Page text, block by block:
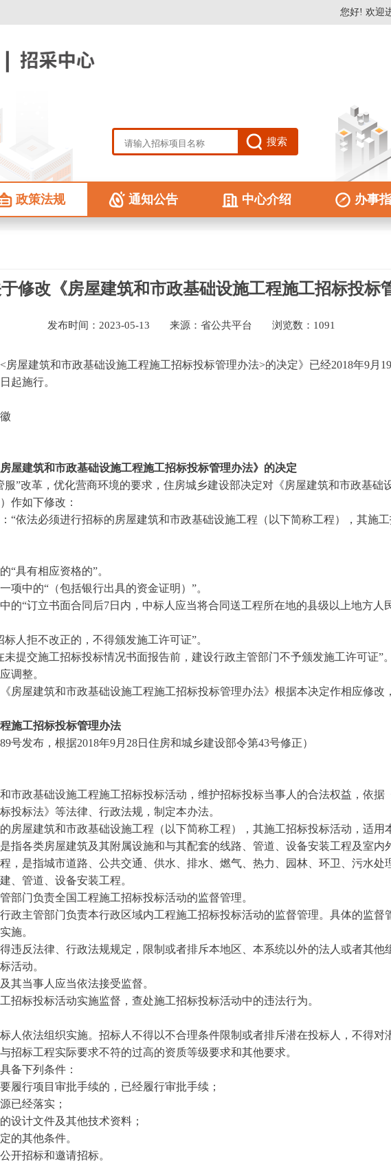
冶金设计院“十四五”巡礼暨“十五五”展望专
您好! 欢迎
搜索
政策法规 通知公告 中心介绍 办事
修改《房屋建筑和市政基础设施工程施工招标投标
发布时间：2023-05-13 来源：省公共平台 浏览数：1091
房屋建筑和市政基础设施工程施工招标投标管理办法>的决定》已经2018年9月
起施行。
屋建筑和市政基础设施工程施工招标投标管理办法》的决定
服”改革，优化营商环境的要求，住房城乡建设部决定对《房屋建筑和市政基础
作如下修改：
“依法必须进行招标的房屋建筑和市政基础设施工程（以下简称工程），其施
“具有相应资格的”。
项中的“（包括银行出具的资金证明）”。
的“订立书面合同后7日内，中标人应当将合同送工程所在地的县级以上地方人
人拒不改正的，不得颁发施工许可证”。
提交施工招标投标情况书面报告前，建设行政主管部门不予颁发施工许可证”。
调整。
房屋建筑和市政基础设施工程施工招标投标管理办法》根据本决定作相应修改
施工招标投标管理办法
号发布，根据2018年9月28日住房和城乡建设部令第43号修正）
政基础设施工程施工招标投标活动，维护招标投标当事人的合法权益，依据
投标法》等法律、行政法规，制定本办法。
屋建筑和市政基础设施工程（以下简称工程），其施工招标投标活动，适用
指各类房屋建筑及其附属设施和与其配套的线路、管道、设备安装工程及室内
，是指城市道路、公共交通、供水、排水、燃气、热力、园林、环卫、污水处
、管道、设备安装工程。
门负责全国工程施工招标投标活动的监督管理。
政主管部门负责本行政区域内工程施工招标投标活动的监督管理。具体的监督
施。
反法律、行政法规规定，限制或者排斥本地区、本系统以外的法人或者其他
活动。
当事人应当依法接受监督。
招标投标活动实施监督，查处施工招标投标活动中的违法行为。
依法组织实施。招标人不得以不合理条件限制或者排斥潜在投标人，不得对
招标工程实际要求不符的过高的资质等级要求和其他要求。
备下列条件：
履行项目审批手续的，已经履行审批手续；
已经落实；
设计文件及其他技术资料；
的其他条件。
开招标和邀请招标。